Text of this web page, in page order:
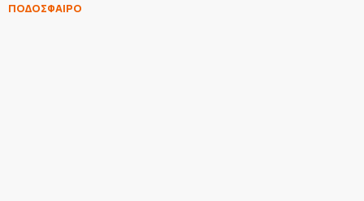
ΠΟΔΟΣΦΑΙΡΟ